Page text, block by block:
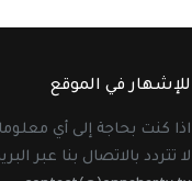
للإشهار في الموقع
اذا كنت بحاجة إلى أي
لا تتردد بالاتصال بنا عبر